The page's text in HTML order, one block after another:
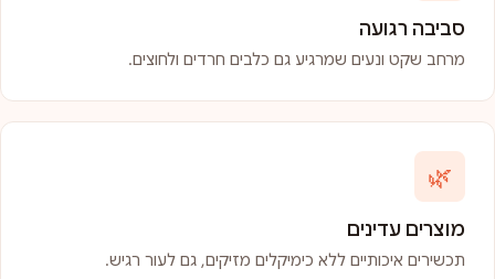
סביבה רגועה
מרחב שקט ונעים שמרגיע גם כלבים חרדים ולחוצים.
🌿
מוצרים עדינים
תכשירים איכותיים ללא כימיקלים מזיקים, גם לעור רגיש.